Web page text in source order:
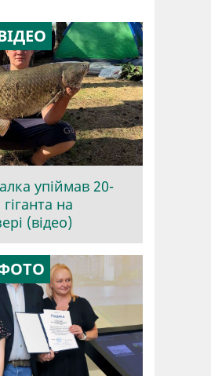
упіймав 20-
на
(відео)